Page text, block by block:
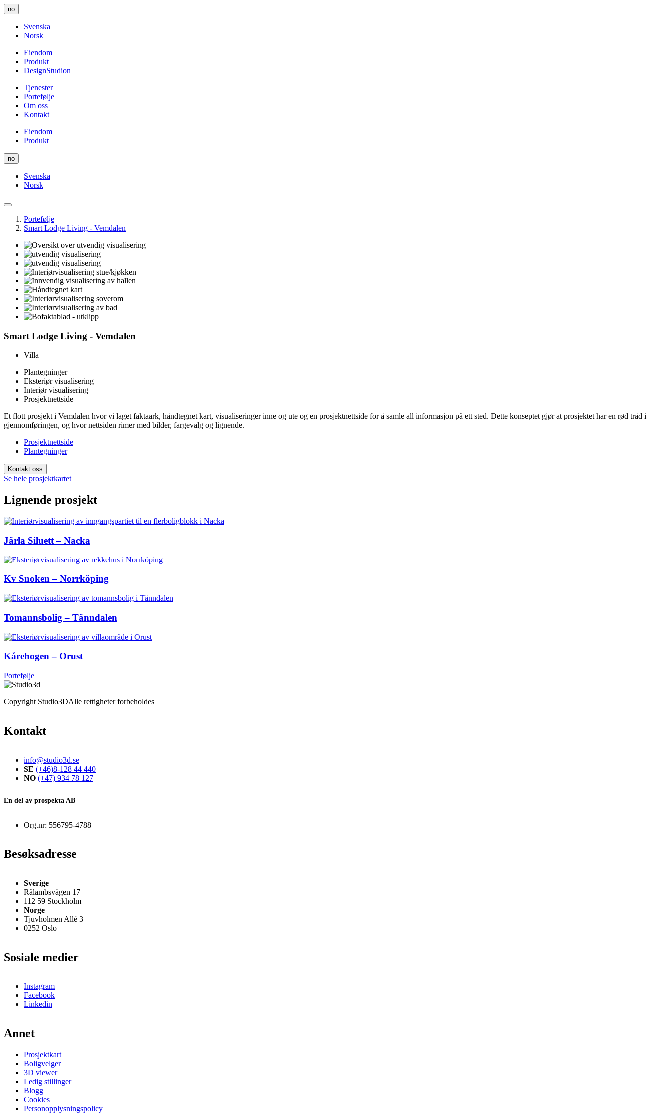
Gå
til
innhold
no
Svenska
Norsk
Eiendom
Produkt
DesignStudion
Tjenester
Portefølje
Om oss
Kontakt
Eiendom
Produkt
no
Svenska
Norsk
Portefølje
Smart Lodge Living - Vemdalen
Smart Lodge Living - Vemdalen
Villa
Plantegninger
Eksteriør visualisering
Interiør visualisering
Prosjektnettside
Et flott prosjekt i Vemdalen hvor vi laget faktaark, håndtegnet kart, visualiseringer inne og ute og en prosjektnettside for å samle all informasjon på ett sted. Dette konseptet gjør at prosjektet har en rød tråd i
gjennomføringen, og hvor nettsiden rimer med bilder, fargevalg og lignende.
Prosjektnettside
Plantegninger
Kontakt oss
Se hele prosjektkartet
Lignende prosjekt
Järla Siluett – Nacka
Kv Snoken – Norrköping
Tomannsbolig – Tänndalen
Kårehogen – Orust
Portefølje
Copyright Studio3DAlle rettigheter forbeholdes
Kontakt
info@studio3d.se
SE (+46)8-128 44 440
NO (+47) 934 78 127
En del av prospekta AB
Org.nr: 556795-4788
Besøksadresse
Sverige
Rålambsvägen 17
112 59 Stockholm
Norge
Tjuvholmen Allé 3
0252 Oslo
Sosiale medier
Instagram
Facebook
Linkedin
Annet
Prosjektkart
Boligvelger
3D viewer
Ledig stillinger
Blogg
Cookies
Personopplysningspolicy